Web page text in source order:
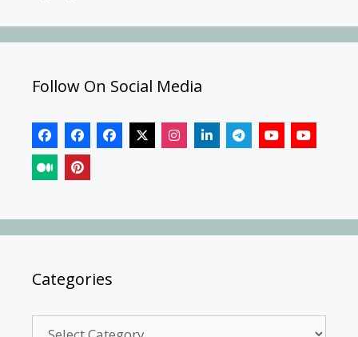
Follow On Social Media
Categories